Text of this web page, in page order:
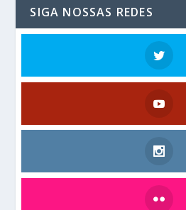
SIGA NOSSAS REDES